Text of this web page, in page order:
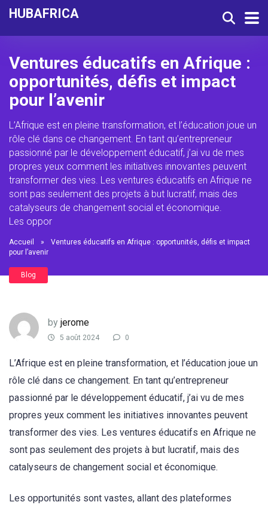
HUBAFRICA
Ventures éducatifs en Afrique :
opportunités, défis et impact
pour l’avenir
L’Afrique est en pleine transformation, et l’éducation joue un
rôle clé dans ce changement. En tant qu’entrepreneur
passionné par le développement éducatif, j’ai vu de mes
propres yeux comment les initiatives innovantes peuvent
transformer des vies. Les ventures éducatifs en Afrique ne
sont pas seulement des projets à but lucratif, mais des
catalyseurs de changement social et économique.
Les oppor
Accueil »
Ventures éducatifs en Afrique : opportunités, défis et impact
pour l’avenir
Blog
by jerome
5 août 2024 0
L’Afrique est en pleine transformation, et l’éducation joue un
rôle clé dans ce changement. En tant qu’entrepreneur
passionné par le développement éducatif, j’ai vu de mes
propres yeux comment les initiatives innovantes peuvent
transformer des vies. Les ventures éducatifs en Afrique ne
sont pas seulement des projets à but lucratif, mais des
catalyseurs de changement social et économique.
Les opportunités sont vastes, allant des plateformes